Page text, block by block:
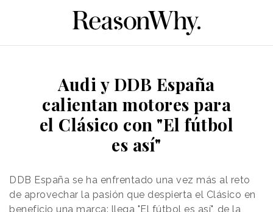
Audi y DDB España
calientan motores para
el Clásico con "El fútbol
es así"
DDB España se ha enfrentado una vez más al reto
de aprovechar la pasión que despierta el Clásico en
beneficio una marca: llega "El fútbol es así", de la